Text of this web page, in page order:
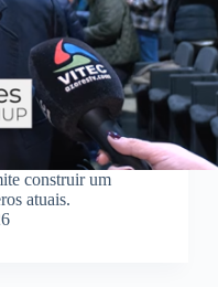
construir um
atuais.